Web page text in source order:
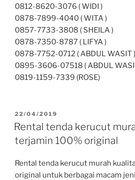
0812-8620-3076 ( WIDI )
0878-7899-4040 ( WITA )
0857-7733-3808 ( SHEILA )
0878-7350-8787 ( LIFYA )
0878-7752-0712 ( ABDUL WASIT )
0895-3606-07518 ( ABDUL
0819-1159-7339 (ROSE)
DIPOSKAN
PADA
22/04/2019
Rental tenda kerucut
terjamin 100% original
Rental tenda kerucut murah
original untuk berbagai macam